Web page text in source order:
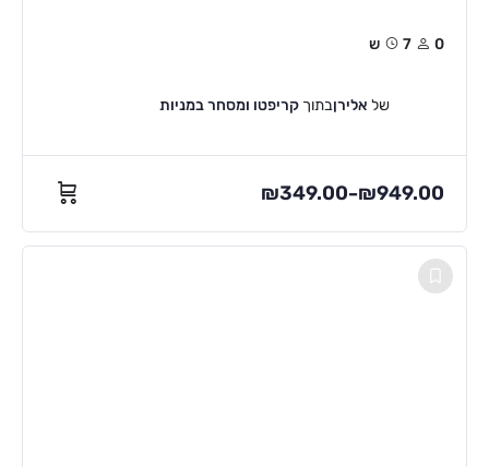
0 7ש
של אלירןבתוך קריפטו ומסחר במניות
₪349.00–₪949.00